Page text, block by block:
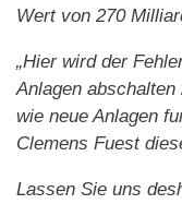
Wert von 270
„Hier wird der
Anlagen
wie neue Anlagen
Clemens Fuest
Lassen Sie uns